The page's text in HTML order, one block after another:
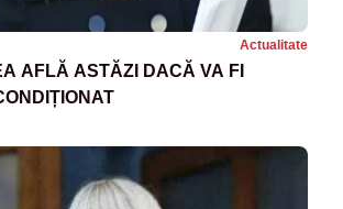
Actualitate
AFLĂ ASTĂZI DACĂ VA FI